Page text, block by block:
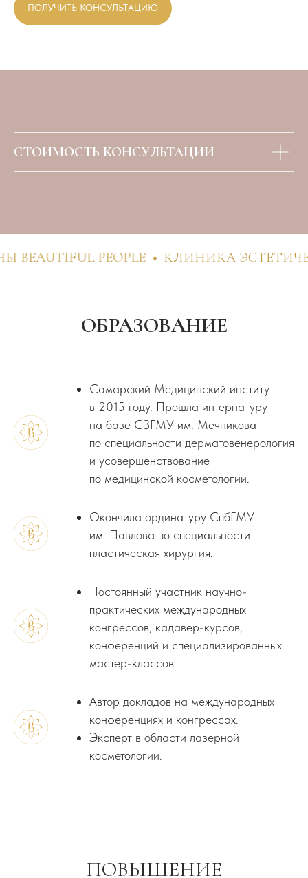
ПОЛУЧИТЬ КОНСУЛЬТАЦИЮ
СТОИМОСТЬ КОНСУЛЬТАЦИИ
PEOPLE КЛИНИКА ЭСТЕТИЧЕСКОЙ
ОБРАЗОВАНИЕ
Самарский Медицинский институт
в 2015 году. Прошла интернатуру
на базе СЗГМУ им. Мечникова
по специальности дерматовенерология
и усовершенствование
по медицинской косметологии.
Окончила ординатуру СпбГМУ
им. Павлова по специальности
пластическая хирургия.
Постоянный участник научно-
практических международных
конгрессов, кадавер-курсов,
конференций и специализированных
мастер-классов.
Автор докладов на международных
конференциях и конгрессах.
Эксперт в области лазерной
косметологии.
ПОВЫШЕНИЕ